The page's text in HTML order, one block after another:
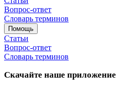
Вопрос-ответ
Словарь терминов
Помощь
Статьи
Вопрос-ответ
Словарь терминов
Скачайте наше приложение